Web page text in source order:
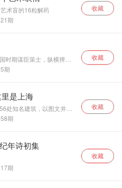
术盲的16粒解药
21期
收藏
时期谋臣策士，纵横捭阖
容，西汉末年的经学家文
记录考订整理后，最终把
瑰丽的文明黄金时期，奠
、法家、道家等传统思
成，那么为什么在战国时
文化思想上的百家争鸣？
究会常务副会长吴建民先
5期
收藏
是上海
处知名建筑，以图文并茂
介绍每一处建筑的历史渊
义，旨在以建筑为载体，
的城市内涵、品质和特色，
、代表上海城市文化特色
58期
收藏
年诗初集
17期
收藏